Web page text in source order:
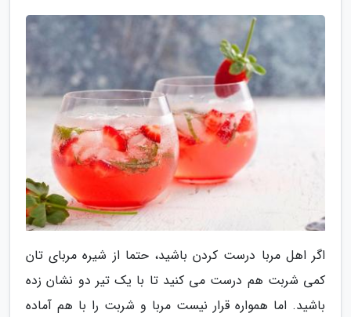
اگر اهل مربا درست کردن باشید، حتما از شیره مربای تان
کمی شربت هم درست می کنید تا با یک تیر دو نشان زده
باشید. اما همواره قرار نیست مربا و شربت را با هم آماده